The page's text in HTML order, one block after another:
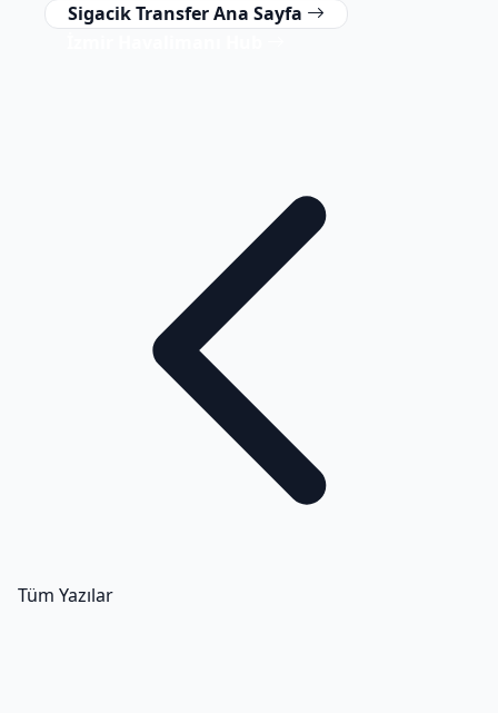
Sigacik Transfer Ana Sayfa
Tüm Yazılar